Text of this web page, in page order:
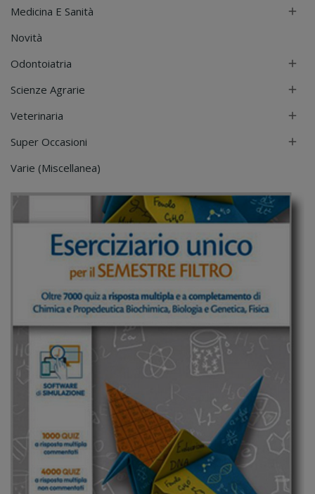
Medicina E Sanità 
Novità
Odontoiatria

Scienze Agrarie 
Veterinaria 
Super Occasioni 
Varie (Miscellanea)